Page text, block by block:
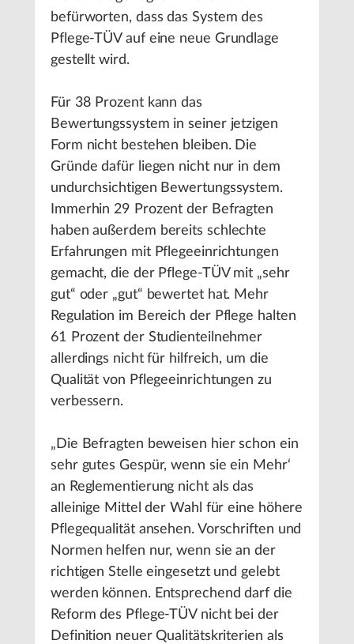
befürworten, dass das System des
Pflege-TÜV auf eine neue Grundlage
gestellt wird.
Für 38 Prozent kann das
Bewertungssystem in seiner jetzigen
Form nicht bestehen bleiben. Die
Gründe dafür liegen nicht nur in dem
undurchsichtigen Bewertungssystem.
Immerhin 29 Prozent der Befragten
haben außerdem bereits schlechte
Erfahrungen mit Pflegeeinrichtungen
gemacht, die der Pflege-TÜV mit „sehr
gut“ oder „gut“ bewertet hat. Mehr
Regulation im Bereich der Pflege halten
61 Prozent der Studienteilnehmer
allerdings nicht für hilfreich, um die
Qualität von Pflegeeinrichtungen zu
verbessern.
„Die Befragten beweisen hier schon ein
sehr gutes Gespür, wenn sie ein Mehr‘
an Reglementierung nicht als das
alleinige Mittel der Wahl für eine höhere
Pflegequalität ansehen. Vorschriften und
Normen helfen nur, wenn sie an der
richtigen Stelle eingesetzt und gelebt
werden können. Entsprechend darf die
Reform des Pflege-TÜV nicht bei der
Definition neuer Qualitätskriterien als